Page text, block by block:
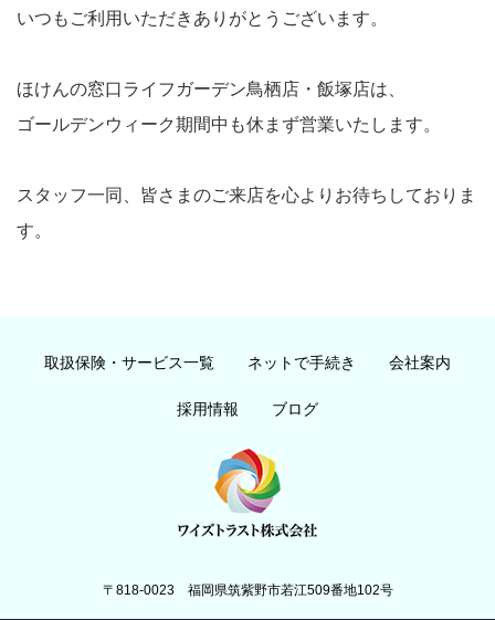
いつもご利用いただきありがとうございます。
ほけんの窓口ライフガーデン鳥栖店・飯塚店は、
ゴールデンウィーク期間中も休まず営業いたします。
スタッフ一同、皆さまのご来店を心よりお待ちしておりま
す。
取扱保険・サービス一覧 ネットで手続き 会社案内
採用情報 ブログ
〒818-0023 福岡県筑紫野市若江509番地102号